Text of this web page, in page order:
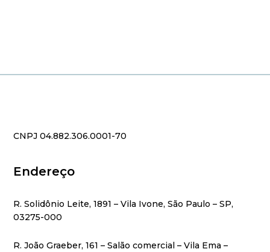
CNPJ 04.882.306.0001-70
Endereço
R. Solidônio Leite, 1891 – Vila Ivone, São Paulo – SP,
03275-000
R. João Graeber, 161 – Salão comercial – Vila Ema –